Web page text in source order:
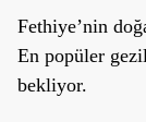
Fethiye’nin
En popüler
bekliyor.